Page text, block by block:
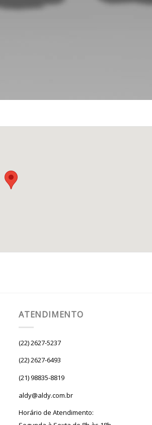
ATENDIMENTO
(22) 2627-5237
(22) 2627-6493
(21) 98835-8819
aldy@aldy.com.br
Horário de Atendimento: